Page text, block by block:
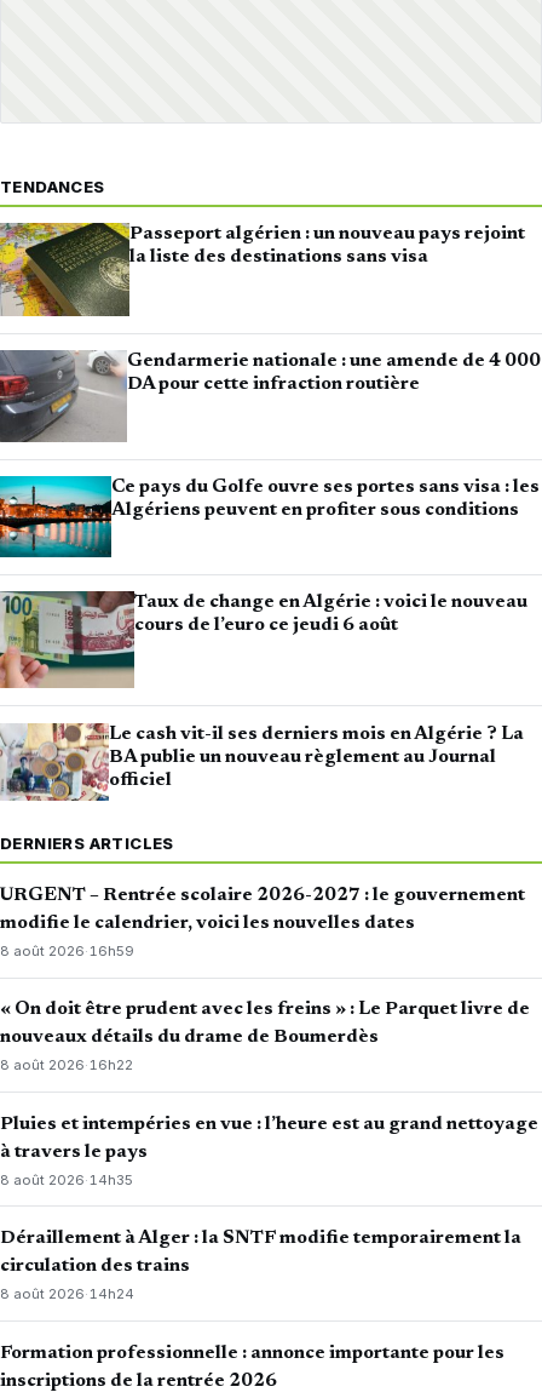
TENDANCES
Passeport algérien : un nouveau pays rejoint
la liste des destinations sans visa
Gendarmerie nationale : une amende de 4 000
DA pour cette infraction routière
Ce pays du Golfe ouvre ses portes sans visa : les
Algériens peuvent en profiter sous conditions
Taux de change en Algérie : voici le nouveau
cours de l’euro ce jeudi 6 août
Le cash vit-il ses derniers mois en Algérie ? La
BA publie un nouveau règlement au Journal
officiel
DERNIERS ARTICLES
URGENT – Rentrée scolaire 2026-2027 : le gouvernement
modifie le calendrier, voici les nouvelles dates
8 août 2026· 16h59
« On doit être prudent avec les freins » : Le Parquet livre de
nouveaux détails du drame de Boumerdès
8 août 2026·16h22
Pluies et intempéries en vue : l’heure est au grand nettoyage
à travers le pays
8 août 2026· 14h35
Déraillement à Alger : la SNTF modifie temporairement la
circulation des trains
8 août 2026·14h24
Formation professionnelle : annonce importante pour les
inscriptions de la rentrée 2026